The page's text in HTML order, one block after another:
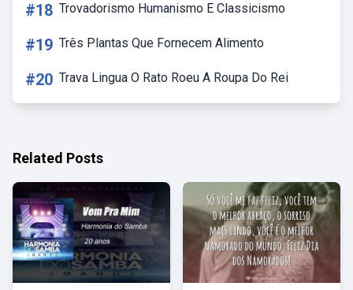
#18 Trovadorismo Humanismo E Classicismo
#19 Três Plantas Que Fornecem Alimento
#20 Trava Lingua O Rato Roeu A Roupa Do Rei
Related Posts